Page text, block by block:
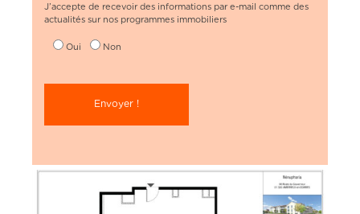
J’accepte de recevoir des informations par e-mail comme des
actualités sur nos programmes immobiliers
Oui Non